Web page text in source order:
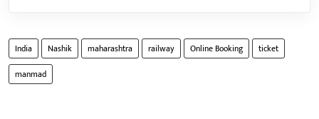
India Nashik maharashtra railway Online Booking
ticket
manmad